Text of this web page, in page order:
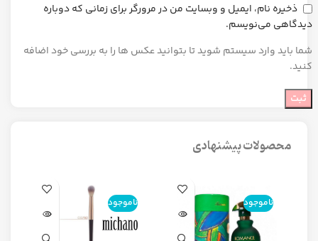
ذخیره نام، ایمیل و وبسایت من در مرورگر برای زمانی که دوباره
دیدگاهی می‌نویسم.
شما باید وارد سیستم شوید تا بتوانید عکس ها را به بررسی خود اضافه
کنید.
محصولات پیشنهادی
ناموجود ناموجود